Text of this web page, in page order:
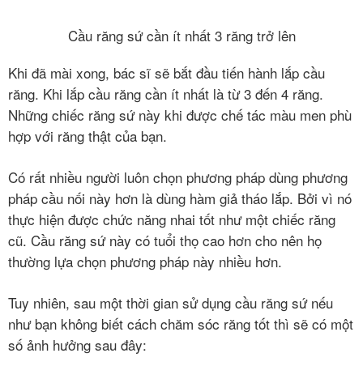
Cầu răng sứ cần ít nhất 3 răng trở lên
Khi đã mài xong, bác sĩ sẽ bắt đầu tiến hành lắp cầu
răng. Khi lắp cầu răng cần ít nhất là từ 3 đến 4 răng.
Những chiếc răng sứ này khi được chế tác màu men phù
hợp với răng thật của bạn.
Có rất nhiều người luôn chọn phương pháp dùng phương
pháp cầu nối này hơn là dùng hàm giả tháo lắp. Bởi vì nó
thực hiện được chức năng nhai tốt như một chiếc răng
cũ. Cầu răng sứ này có tuổi thọ cao hơn cho nên họ
thường lựa chọn phương pháp này nhiều hơn.
Tuy nhiên, sau một thời gian sử dụng cầu răng sứ nếu
như bạn không biết cách chăm sóc răng tốt thì sẽ có một
số ảnh hưởng sau đây: